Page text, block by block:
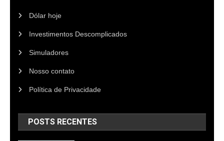
Dólar hoje
Investimentos Descomplicados
Simuladores
Nosso contato
Política de Privacidade
POSTS RECENTES